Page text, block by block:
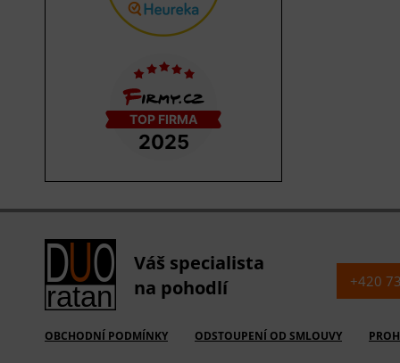
Váš specialista
na pohodlí
OBCHODNÍ PODMÍNKY ODSTOUPENÍ OD SMLOUVY
+420